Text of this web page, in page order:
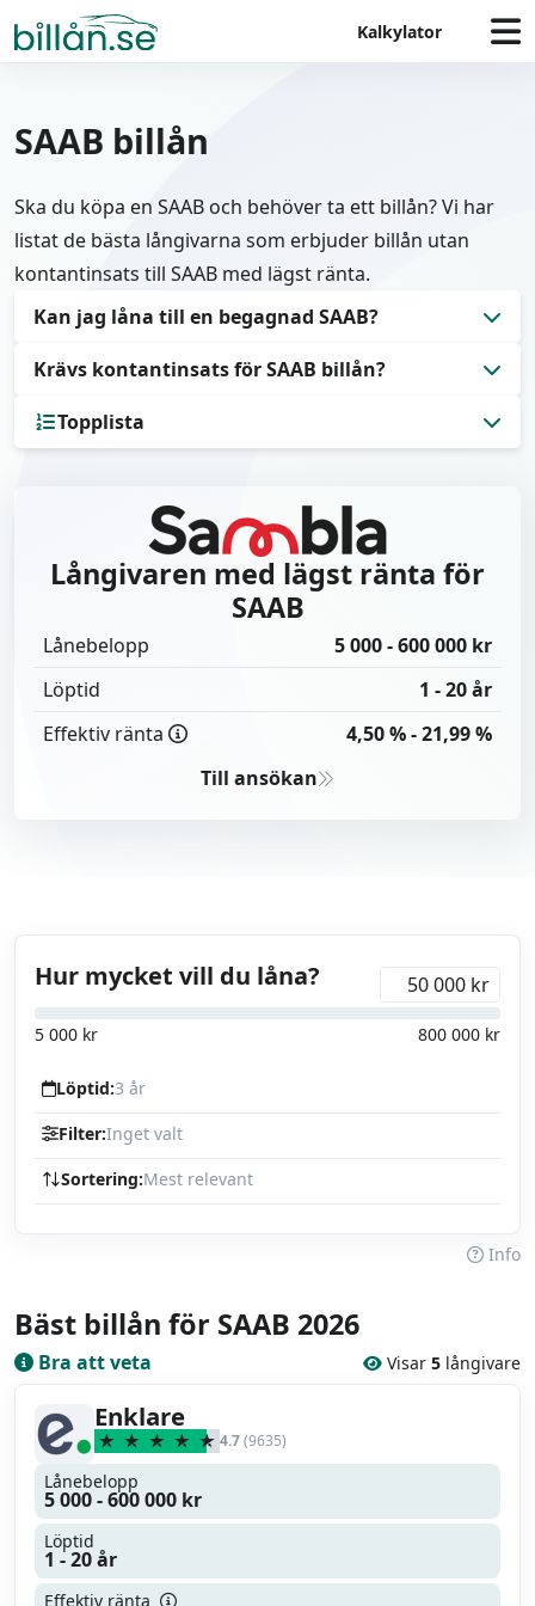
Kalkylator
SAAB billån
Ska du köpa en SAAB och behöver ta ett billån? Vi har
listat de bästa långivarna som erbjuder billån utan
kontantinsats till SAAB med lägst ränta.
Kan jag låna till en begagnad SAAB?
Ja, det går att låna till en begagnad SAAB genom ett
nedan.
Krävs kontantinsats för SAAB billån?
Lånar du genom en bilhandlare krävs det 20 %
kontantinsats, tar du istället ett privatlån kan du
låneform som passar dig bäst längre ner på sidan.
Topplista
Axo Finans
Långivaren med lägst ränta för
SAAB
Lånebelopp
5 000 - 600 000 kr
Löptid
1 - 20 år
Effektiv ränta
4,50 % - 21,99 %
Till ansökan
Hur mycket vill du låna? kr
5 000 kr 800 000 kr
Löptid:3 år
Filter:Inget valt
Sortering:Mest relevant
Info
Bäst billån för SAAB 2026
Bra att veta Visar 5 långivare
Enklare
4.7(9635)
Lånebelopp
5 000 - 600 000 kr
Löptid
1 - 20 år
Effektiv ränta